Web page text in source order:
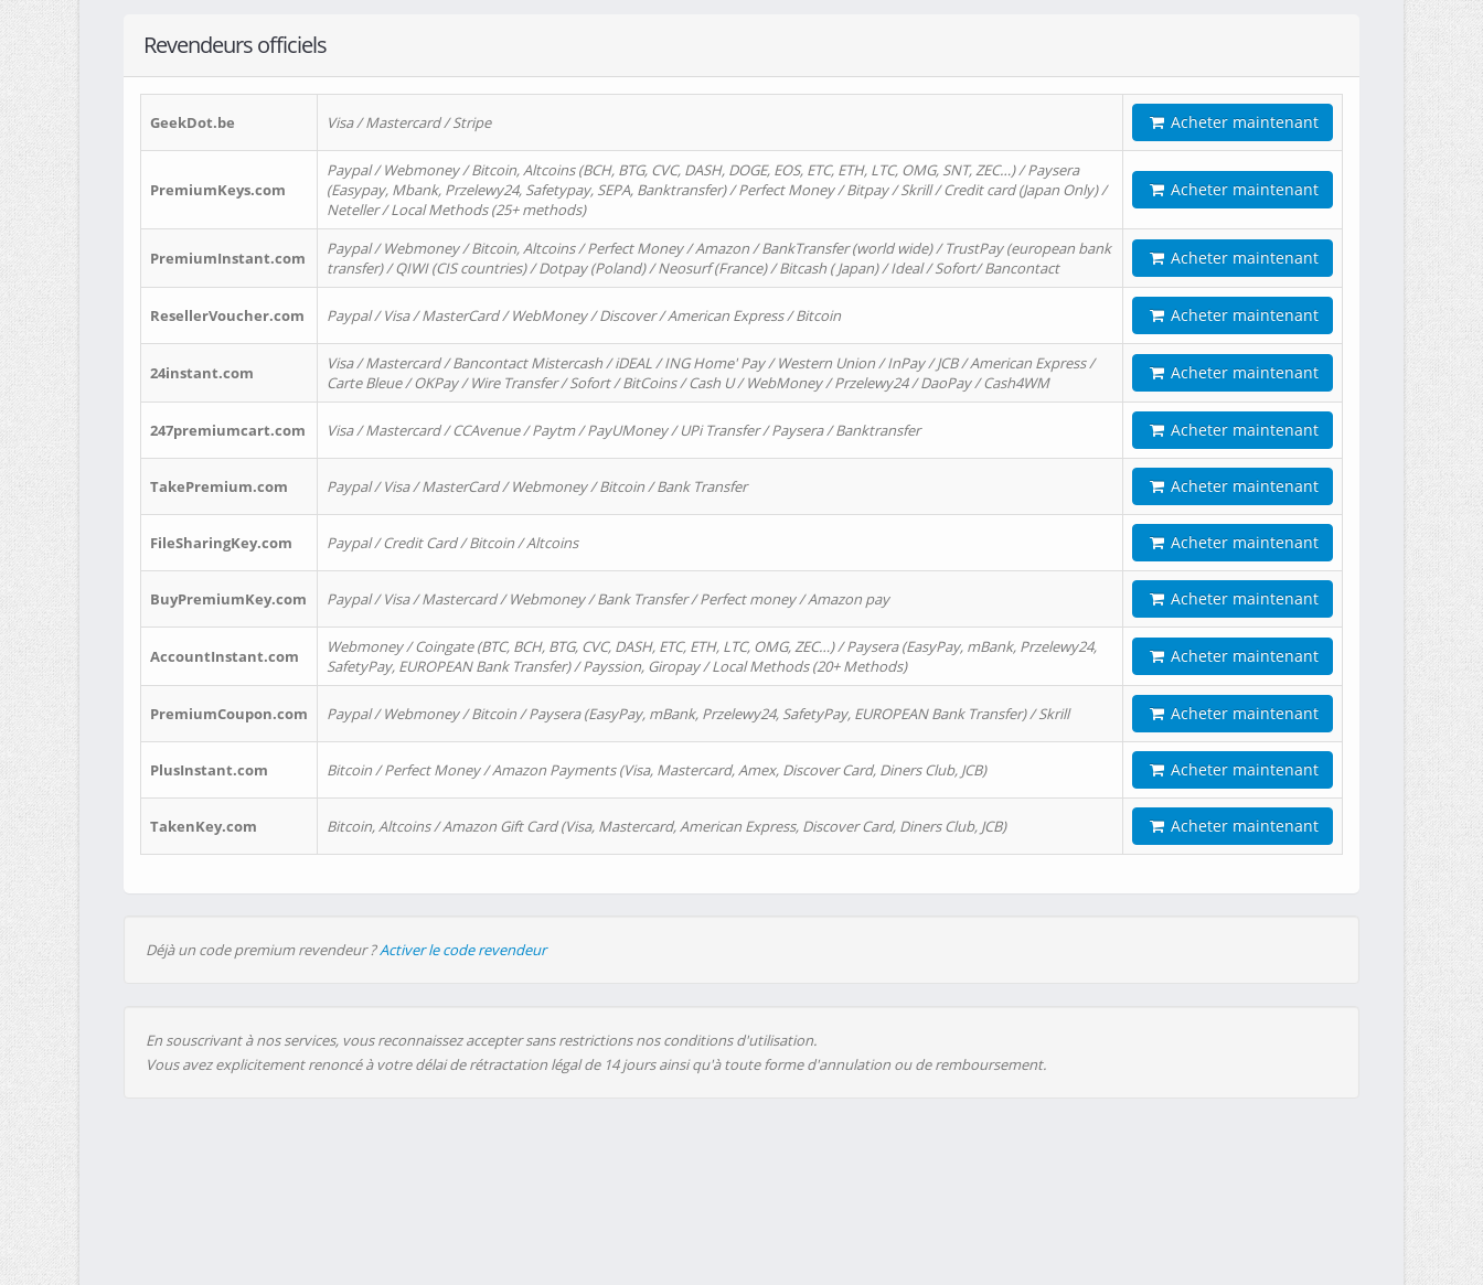
Revendeurs officiels
GeekDot.be Visa / Mastercard / Stripe Acheter maintenant
PremiumKeys.com
Paypal / Webmoney / Bitcoin, Altcoins (BCH, BTG, CVC, DASH, DOGE, EOS, ETC, ETH, LTC, OMG, SNT, ZEC…) / Paysera
(Easypay, Mbank, Przelewy24, Safetypay, SEPA, Banktransfer) / Perfect Money / Bitpay / Skrill / Credit card (Japan Only) /
Neteller / Local Methods (25+ methods)
Acheter maintenant
PremiumInstant.com
Paypal / Webmoney / Bitcoin, Altcoins / Perfect Money / Amazon / BankTransfer (world wide) / TrustPay (european bank
transfer) / QIWI (CIS countries) / Dotpay (Poland) / Neosurf (France) / Bitcash ( Japan) / Ideal / Sofort/ Bancontact
Acheter maintenant
ResellerVoucher.com Paypal / Visa / MasterCard / WebMoney / Discover / American Express / Bitcoin Acheter maintenant
24instant.com
Visa / Mastercard / Bancontact Mistercash / iDEAL / ING Home' Pay / Western Union / InPay / JCB / American Express /
Carte Bleue / OKPay / Wire Transfer / Sofort / BitCoins / Cash U / WebMoney / Przelewy24 / DaoPay / Cash4WM
Acheter maintenant
247premiumcart.com Visa / Mastercard / CCAvenue / Paytm / PayUMoney / UPi Transfer / Paysera / Banktransfer Acheter maintenant
TakePremium.com Paypal / Visa / MasterCard / Webmoney / Bitcoin / Bank Transfer Acheter maintenant
FileSharingKey.com Paypal / Credit Card / Bitcoin / Altcoins Acheter maintenant
BuyPremiumKey.com Paypal / Visa / Mastercard / Webmoney / Bank Transfer / Perfect money / Amazon pay Acheter maintenant
AccountInstant.com
Webmoney / Coingate (BTC, BCH, BTG, CVC, DASH, ETC, ETH, LTC, OMG, ZEC…) / Paysera (EasyPay, mBank, Przelewy24,
SafetyPay, EUROPEAN Bank Transfer) / Payssion, Giropay / Local Methods (20+ Methods)
Acheter maintenant
PremiumCoupon.com Paypal / Webmoney / Bitcoin / Paysera (EasyPay, mBank, Przelewy24, SafetyPay, EUROPEAN Bank Transfer) / Skrill Acheter maintenant
PlusInstant.com Bitcoin / Perfect Money / Amazon Payments (Visa, Mastercard, Amex, Discover Card, Diners Club, JCB) Acheter maintenant
TakenKey.com Bitcoin, Altcoins / Amazon Gift Card (Visa, Mastercard, American Express, Discover Card, Diners Club, JCB) Acheter maintenant
Déjà un code premium revendeur ?Activer le code revendeur
En souscrivant à nos services, vous reconnaissez accepter sans restrictions nos conditions d'utilisation.
Vous avez explicitement renoncé à votre délai de rétractation légal de 14 jours ainsi qu'à toute forme d'annulation ou de remboursement.